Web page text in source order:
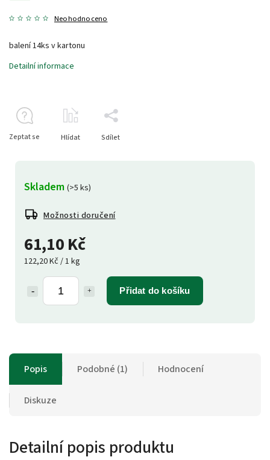
Neohodnoceno
61,10 Kč
122,20 Kč / 1 kg
Přidat do košíku
Skladem (>5 ks)
Možnosti doručení
balení 14ks v kartonu
Detailní informace
Zeptat se Hlídat Sdílet
Popis Podobné (1) Hodnocení
Diskuze
Detailní popis produktu